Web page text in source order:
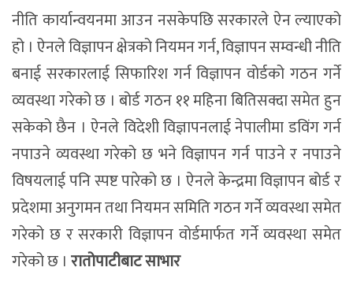
नीति कार्यान्वयनमा आउन नसकेपछि सरकारले ऐन ल्याएको
हो । ऐनले विज्ञापन क्षेत्रको नियमन गर्न, विज्ञापन सम्वन्धी नीति
बनाई सरकारलाई सिफारिश गर्न विज्ञापन वोर्डको गठन गर्ने
व्यवस्था गरेको छ । बोर्ड गठन ११ महिना बितिसक्दा समेत हुन
सकेको छैन । ऐनले विदेशी विज्ञापनलाई नेपालीमा डविंग गर्न
नपाउने व्यवस्था गरेको छ भने विज्ञापन गर्न पाउने र नपाउने
विषयलाई पनि स्पष्ट पारेको छ । ऐनले केन्द्रमा विज्ञापन बोर्ड र
प्रदेशमा अनुगमन तथा नियमन समिति गठन गर्ने व्यवस्था समेत
गरेको छ र सरकारी विज्ञापन वोर्डमार्फत गर्ने व्यवस्था समेत
गरेको छ । रातोपाटीबाट साभार